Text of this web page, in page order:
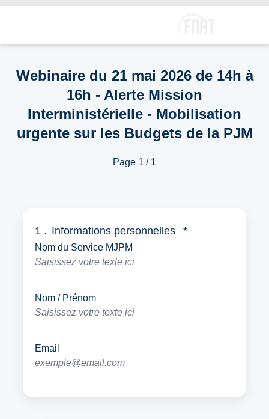
Webinaire du 21 mai 2026 de 14h à
16h - Alerte Mission
Interministérielle - Mobilisation
urgente sur les Budgets de la PJM
Page 1 / 1
1 . Informations personnelles *
Nom du Service MJPM
Nom / Prénom
Email